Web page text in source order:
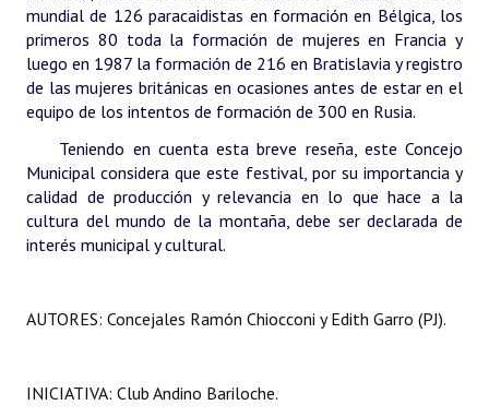
mundial de 126 paracaidistas en formación en Bélgica, los
primeros 80 toda la formación de mujeres en Francia y
luego en 1987 la formación de 216 en Bratislavia y registro
de las mujeres británicas en ocasiones antes de estar en el
equipo de los intentos de formación de 300 en Rusia.
Teniendo en cuenta esta breve reseña, este Concejo
Municipal considera que este festival, por su importancia y
calidad de producción y relevancia en lo que hace a la
cultura del mundo de la montaña, debe ser declarada de
interés municipal y cultural.
AUTORES: Concejales Ramón Chiocconi y Edith Garro (PJ).
INICIATIVA: Club Andino Bariloche.